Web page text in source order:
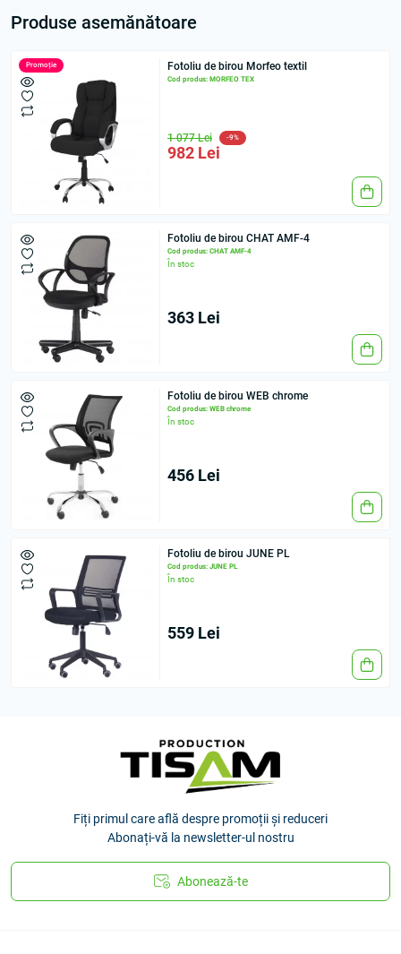
Produse asemănătoare
Promoție Fotoliu de birou Morfeo textil
Cod produs: MORFEO TEX
1 077 Lei -9%
982 Lei
Fotoliu de birou CHAT AMF-4
Cod produs: CHAT AMF-4
În stoc
363 Lei
Fotoliu de birou WEB сhrome
Cod produs: WEB сhrome
În stoc
456 Lei
Fotoliu de birou JUNE PL
Cod produs: JUNE PL
În stoc
559 Lei
Fiți primul care află despre promoții și reduceri
Abonați-vă la newsletter-ul nostru
Abonează-te